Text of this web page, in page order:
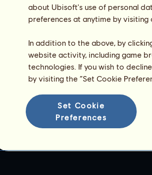
about Ubisoft's use of personal
preferences at anytime by
In addition to the above, by
website activity, including game
technologies. If you wish to
by visiting the “Set Cookie
Set Cookie
Preferences